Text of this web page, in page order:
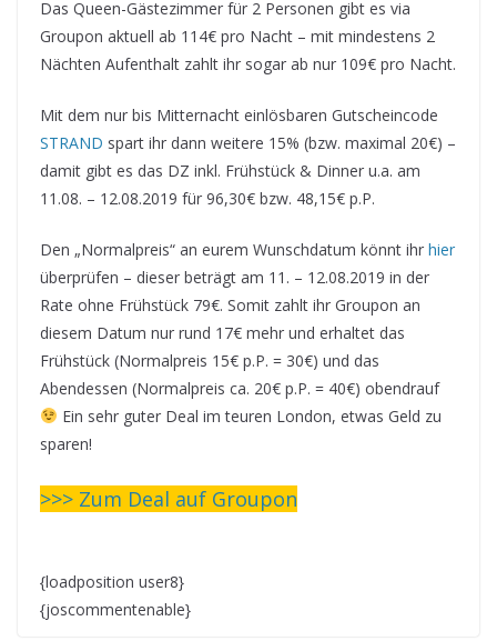
Das Queen-Gästezimmer für 2 Personen gibt es via
Groupon aktuell ab 114€ pro Nacht – mit mindestens 2
Nächten Aufenthalt zahlt ihr sogar ab nur 109€ pro Nacht.
Mit dem nur bis Mitternacht einlösbaren Gutscheincode
STRAND spart ihr dann weitere 15% (bzw. maximal 20€) –
damit gibt es das DZ inkl. Frühstück & Dinner u.a. am
11.08. – 12.08.2019 für 96,30€ bzw. 48,15€ p.P.
Den „Normalpreis“ an eurem Wunschdatum könnt ihr hier
überprüfen – dieser beträgt am 11. – 12.08.2019 in der
Rate ohne Frühstück 79€. Somit zahlt ihr Groupon an
diesem Datum nur rund 17€ mehr und erhaltet das
Frühstück (Normalpreis 15€ p.P. = 30€) und das
Abendessen (Normalpreis ca. 20€ p.P. = 40€) obendrauf
Ein sehr guter Deal im teuren London, etwas Geld zu
sparen!
>>> Zum Deal auf Groupon
{loadposition user8}
{joscommentenable}